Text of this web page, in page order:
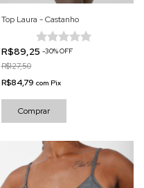
Top Laura - Castanho
R$89,25 -30%OFF
R$127,50
R$84,79 com Pix
Comprar